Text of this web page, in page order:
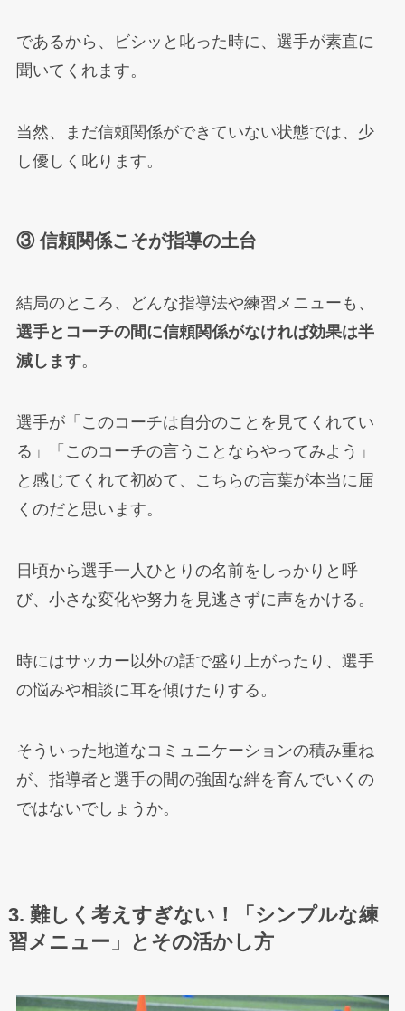
であるから、ビシッと叱った時に、選手が素直に
聞いてくれます。
当然、まだ信頼関係ができていない状態では、少
し優しく叱ります。
③ 信頼関係こそが指導の土台
結局のところ、どんな指導法や練習メニューも、
選手とコーチの間に信頼関係がなければ効果は半
減します。
選手が「このコーチは自分のことを見てくれてい
る」「このコーチの言うことならやってみよう」
と感じてくれて初めて、こちらの言葉が本当に届
くのだと思います。
日頃から選手一人ひとりの名前をしっかりと呼
び、小さな変化や努力を見逃さずに声をかける。
時にはサッカー以外の話で盛り上がったり、選手
の悩みや相談に耳を傾けたりする。
そういった地道なコミュニケーションの積み重ね
が、指導者と選手の間の強固な絆を育んでいくの
ではないでしょうか。
3. 難しく考えすぎない！「シンプルな練
習メニュー」とその活かし方